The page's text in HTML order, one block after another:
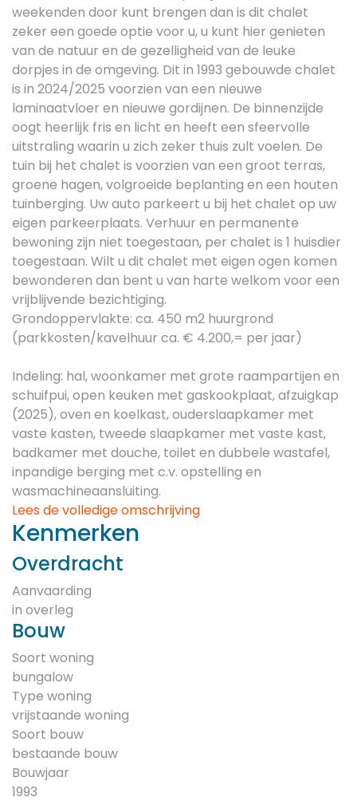
weekenden door kunt brengen dan is dit chalet
zeker een goede optie voor u, u kunt hier genieten
van de natuur en de gezelligheid van de leuke
dorpjes in de omgeving. Dit in 1993 gebouwde chalet
is in 2024/2025 voorzien van een nieuwe
laminaatvloer en nieuwe gordijnen. De binnenzijde
oogt heerlijk fris en licht en heeft een sfeervolle
uitstraling waarin u zich zeker thuis zult voelen. De
tuin bij het chalet is voorzien van een groot terras,
groene hagen, volgroeide beplanting en een houten
tuinberging. Uw auto parkeert u bij het chalet op uw
eigen parkeerplaats. Verhuur en permanente
bewoning zijn niet toegestaan, per chalet is 1 huisdier
toegestaan. Wilt u dit chalet met eigen ogen komen
bewonderen dan bent u van harte welkom voor een
vrijblijvende bezichtiging.
Grondoppervlakte: ca. 450 m2 huurgrond
(parkkosten/kavelhuur ca. € 4.200,= per jaar)
Indeling: hal, woonkamer met grote raampartijen en
schuifpui, open keuken met gaskookplaat, afzuigkap
(2025), oven en koelkast, ouderslaapkamer met
vaste kasten, tweede slaapkamer met vaste kast,
badkamer met douche, toilet en dubbele wastafel,
inpandige berging met c.v. opstelling en
wasmachineaansluiting.
Lees de volledige omschrijving
Kenmerken
Overdracht
Aanvaarding
in overleg
Bouw
Soort woning
bungalow
Type woning
vrijstaande woning
Soort bouw
bestaande bouw
Bouwjaar
1993